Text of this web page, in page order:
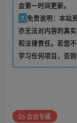
会第一时间更新。
7 免责说明：本站
亦无法对内容的真
和法律责任。若您
学习任何项目，否
会员专属